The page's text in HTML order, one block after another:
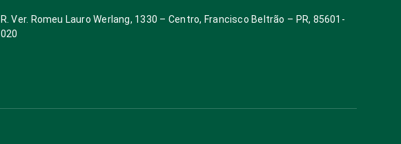
R. Ver. Romeu Lauro Werlang, 1330 – Centro, Francisco Beltrão – PR, 85601-
020